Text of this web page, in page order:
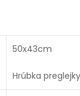
50x43cm
Hrúbka